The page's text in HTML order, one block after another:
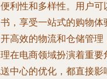
利性和多样性。用户
，享受一站式的购物
高效的物流和仓储管
在电商领域扮演着重
中心的优化，都直接